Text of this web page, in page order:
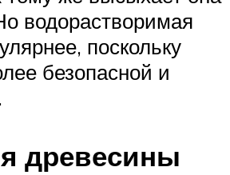
водорастворимая
поскольку
безопасной и
древесины